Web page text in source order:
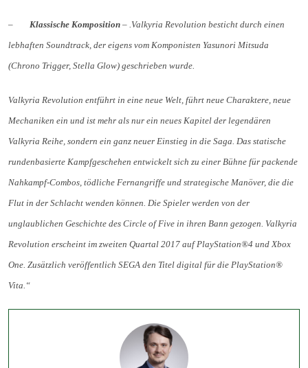
– Klassische Komposition – .Valkyria Revolution besticht durch einen
lebhaften Soundtrack, der eigens vom Komponisten Yasunori Mitsuda
(Chrono Trigger, Stella Glow) geschrieben wurde.
Valkyria Revolution entführt in eine neue Welt, führt neue Charaktere, neue
Mechaniken ein und ist mehr als nur ein neues Kapitel der legendären
Valkyria Reihe, sondern ein ganz neuer Einstieg in die Saga. Das statische
rundenbasierte Kampfgeschehen entwickelt sich zu einer Bühne für packende
Nahkampf-Combos, tödliche Fernangriffe und strategische Manöver, die die
Flut in der Schlacht wenden können. Die Spieler werden von der
unglaublichen Geschichte des Circle of Five in ihren Bann gezogen. Valkyria
Revolution erscheint im zweiten Quartal 2017 auf PlayStation®4 und Xbox
One. Zusätzlich veröffentlich SEGA den Titel digital für die PlayStation®
Vita.“